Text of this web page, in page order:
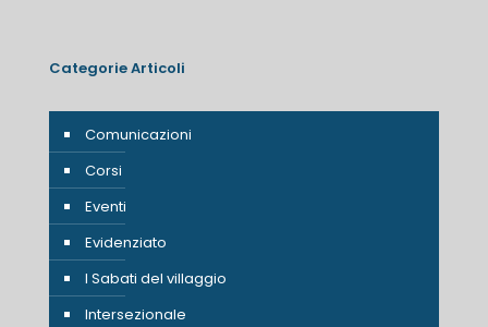
Categorie Articoli
Comunicazioni
Corsi
Eventi
Evidenziato
I Sabati del villaggio
Intersezionale